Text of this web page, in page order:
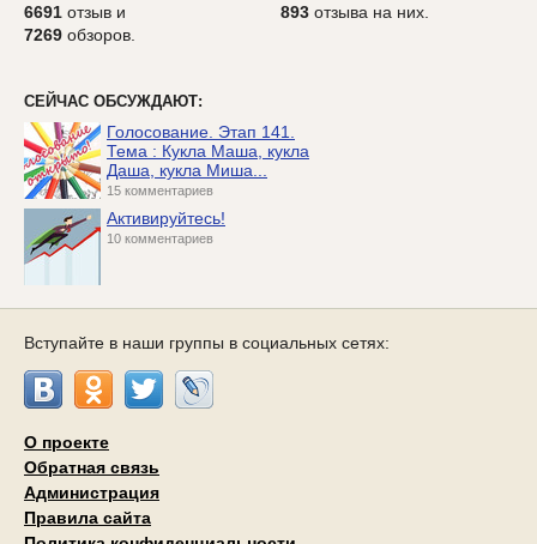
6691 отзыв и
7269 обзоров.
893 отзыва на них.
СЕЙЧАС ОБСУЖДАЮТ:
Голосование. Этап 141.
Тема : Кукла Маша, кукла
Даша, кукла Миша...
15 комментариев
Активируйтесь!
10 комментариев
Вступайте в наши группы в социальных сетях:
О проекте
Обратная связь
Администрация
Правила сайта